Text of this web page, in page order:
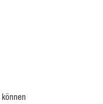
können